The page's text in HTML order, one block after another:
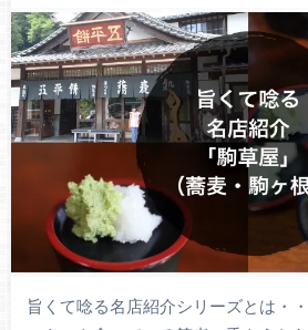
旨くて唸る名店紹介シリーズとは・